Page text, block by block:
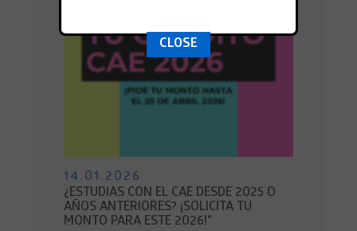
14.01.2026
¿ESTUDIAS CON EL CAE DESDE 2025 O
AÑOS ANTERIORES? ¡SOLICITA TU
MONTO PARA ESTE 2026!"
CLOSE